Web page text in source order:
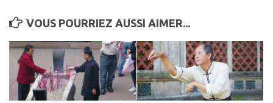
NEWS
Save the date
Vidéos
PARTENAIRES
VOUS POURRIEZ AUSSI AIMER...